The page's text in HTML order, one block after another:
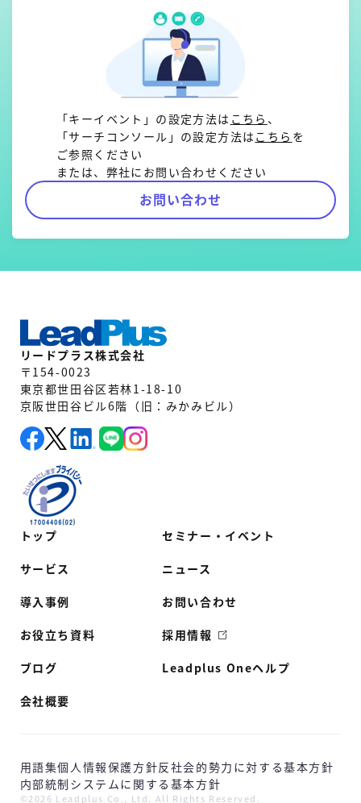
「キーイベント」の設定方法は こちら 、
「サーチコンソール」の設定方法は こちら を
ご参照ください
または、弊社にお問い合わせください
お問い合わせ
トップ
サービス
導入事例
お役立ち資料
ブログ
会社概要
セミナー・イベント
ニュース
お問い合わせ
採用情報
Leadplus Oneヘルプ
リードプラス株式会社
〒154-0023
東京都世田谷区若林1-18-10
京阪世田谷ビル6階（旧：みかみビル）
©2026 Leadplus Co., Ltd. All Rights Reserved.
用語集個人情報保護方針反社会的勢力に対する基本方針
内部統制システムに関する基本方針